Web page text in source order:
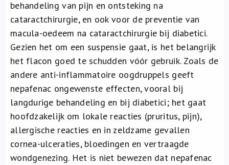
behandeling van pijn en ontsteking na
cataractchirurgie, en ook voor de preventie van
macula-oedeem na cataractchirurgie bij diabetici.
Gezien het om een suspensie gaat, is het belangrijk
het flacon goed te schudden vóór gebruik. Zoals de
andere anti-inflammatoire oogdruppels geeft
nepafenac ongewenste effecten, vooral bij
langdurige behandeling en bij diabetici; het gaat
hoofdzakelijk om lokale reacties (pruritus, pijn),
allergische reacties en in zeldzame gevallen
cornea-ulceraties, bloedingen en vertraagde
wondgenezing. Het is niet bewezen dat nepafenac